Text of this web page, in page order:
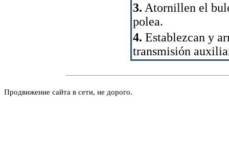
3. Atornillen el
polea.
4. Establezcan y
transmisión
Продвижение сайта в сети, не дорого.